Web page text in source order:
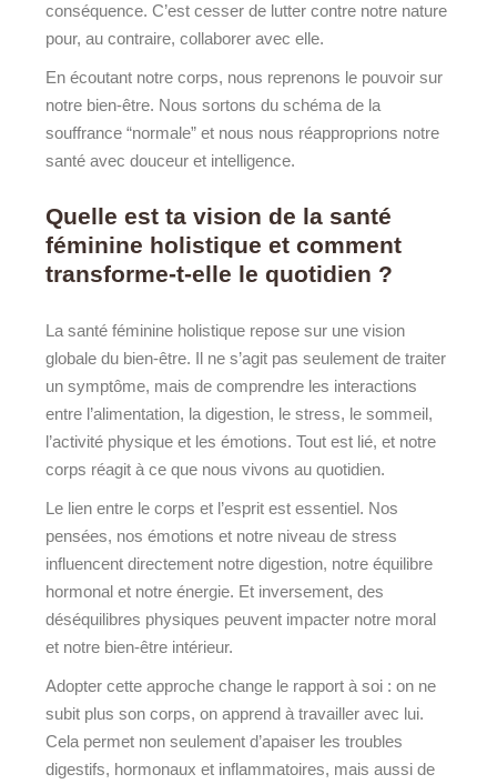
conséquence. C’est cesser de lutter contre notre nature
pour, au contraire, collaborer avec elle.
En écoutant notre corps, nous reprenons le pouvoir sur
notre bien-être. Nous sortons du schéma de la
souffrance “normale” et nous nous réapproprions notre
santé avec douceur et intelligence.
Quelle est ta vision de la santé
féminine holistique et comment
transforme-t-elle le quotidien ?
La santé féminine holistique repose sur une vision
globale du bien-être. Il ne s’agit pas seulement de traiter
un symptôme, mais de comprendre les interactions
entre l’alimentation, la digestion, le stress, le sommeil,
l’activité physique et les émotions. Tout est lié, et notre
corps réagit à ce que nous vivons au quotidien.
Le lien entre le corps et l’esprit est essentiel. Nos
pensées, nos émotions et notre niveau de stress
influencent directement notre digestion, notre équilibre
hormonal et notre énergie. Et inversement, des
déséquilibres physiques peuvent impacter notre moral
et notre bien-être intérieur.
Adopter cette approche change le rapport à soi : on ne
subit plus son corps, on apprend à travailler avec lui.
Cela permet non seulement d’apaiser les troubles
digestifs, hormonaux et inflammatoires, mais aussi de